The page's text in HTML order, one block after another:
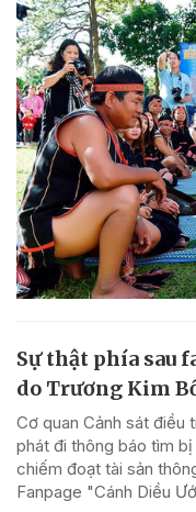
Sự thật phía sau
do Trương Kim
Cơ quan Cảnh sát điều
phát đi thông báo tìm
chiếm đoạt tài sản
Fanpage "Cánh Diều